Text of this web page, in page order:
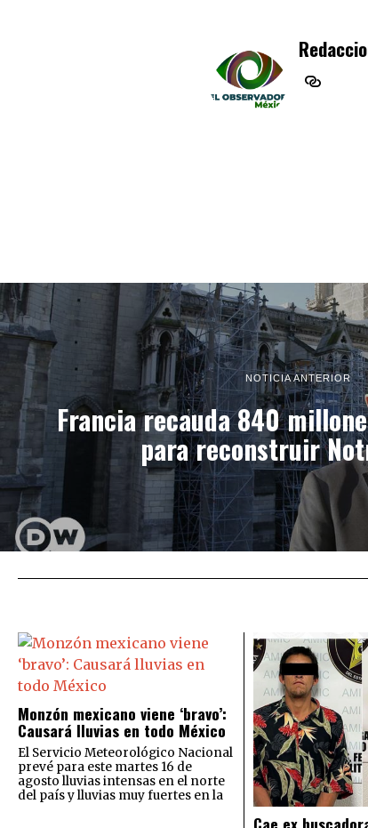
NOTICIA ANTERIOR
Francia recauda 840
para reconstruir
Monzón mexicano viene ‘bravo’:
Causará lluvias en todo México
El Servicio Meteorológico Nacional
prevé para este martes 16 de
agosto lluvias intensas en el norte
del país y lluvias muy fuertes en la
Cae ex